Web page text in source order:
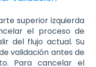
superior izquierda
el proceso de
del flujo actual. Su
validación antes de
Para cancelar el